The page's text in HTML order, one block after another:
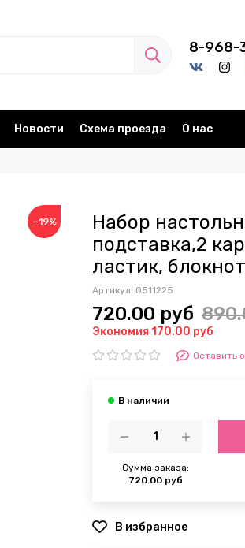
8-968-
Новости Схема проезда О нас
−19%
Набор
подставка,2
ластик,
Артикул: 0511225
720.00 руб
Экономия 170.00 руб
Оставить
Сумма заказа:
720.00 руб